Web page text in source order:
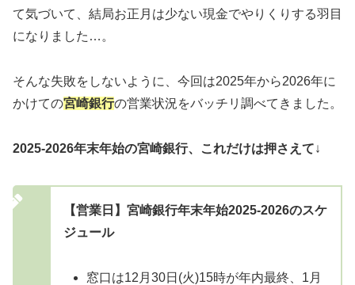
て気づいて、結局お正月は少ない現金でやりくりする羽目
になりました…。
そんな失敗をしないように、今回は2025年から2026年に
かけての宮崎銀行の営業状況をバッチリ調べてきました。
2025-2026年末年始の宮崎銀行、これだけは押さえて↓
【営業日】宮崎銀行年末年始2025-2026のスケ
ジュール
窓口は12月30日(火)15時が年内最終、1月